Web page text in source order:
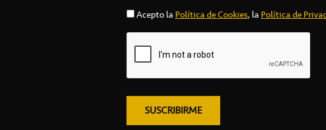
Acepto la Política de Cookies, la Política de